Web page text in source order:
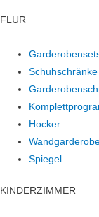
FLUR
Schuhschränke
Hocker
Spiegel
KINDERZIMMER